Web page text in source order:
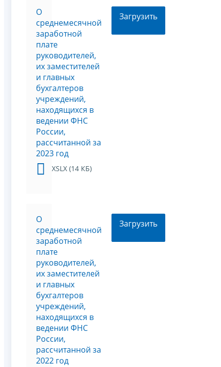
О
среднемесячной
заработной
плате
руководителей,
их заместителей
и главных
бухгалтеров
учреждений,
находящихся в
ведении ФНС
России,
рассчитанной за
2023 год
XSLX (14 КБ)
Загрузить
О
среднемесячной
заработной
плате
руководителей,
их заместителей
и главных
бухгалтеров
учреждений,
находящихся в
ведении ФНС
России,
рассчитанной за
2022 год
Загрузить